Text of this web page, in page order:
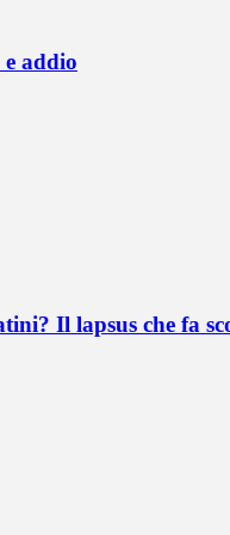
addio
Il lapsus che fa